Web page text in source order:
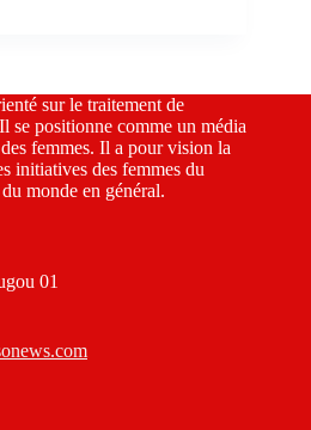
sur le traitement de
se positionne comme un média
femmes. Il a pour vision la
initiatives des femmes du
monde en général.
01